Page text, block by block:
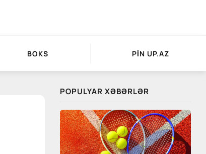
BOKS PIN UP.AZ
POPULYAR XƏBƏRLƏR